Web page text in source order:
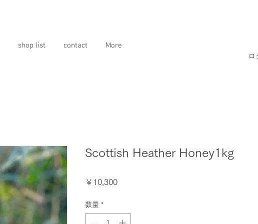
shop list contact More
ロ
Scottish Heather Honey1kg
￥10,300価
数量 *